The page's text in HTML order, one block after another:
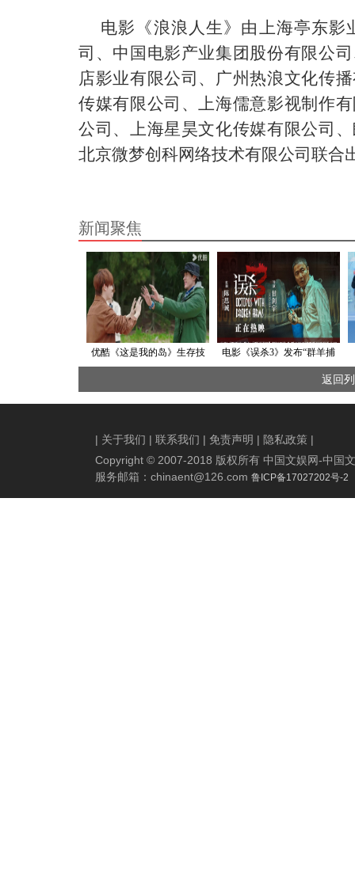
电影《浪浪人生》由上海亭东
司、中国电影产业集团股份有限公
店影业有限公司、广州热浪文化传
传媒有限公司、上海儒意影视制作
公司、上海星昊文化传媒有限公司
北京微梦创科网络技术有限公司联合
新闻聚焦
优酷《这是我的岛》生存技
奇招
电影《误杀3》发布“群羊捕
狼”版短预告 失孤父母无惧强
敌展开复仇布局
返回
| 关于我们 | 联系我们 | 免责声明 | 隐私政策 |
Copyright © 2007-2018 版权所有 中国文娱网-中国
服务邮箱： chinaent@126.com 鲁ICP备17027202号-2